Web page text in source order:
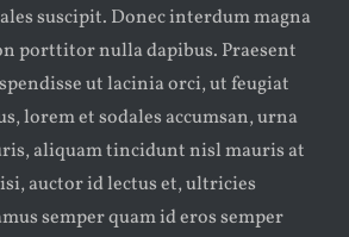
suscipit. Donec interdum magna
porttitor nulla dapibus. Praesent
ut lacinia orci, ut feugiat
lorem et sodales accumsan, urna
aliquam tincidunt nisl mauris at
auctor id lectus et, ultricies
semper quam id eros semper